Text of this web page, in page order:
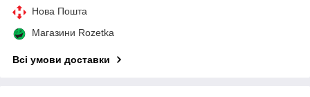
Нова Пошта
Магазини Rozetka
Всі умови доставки